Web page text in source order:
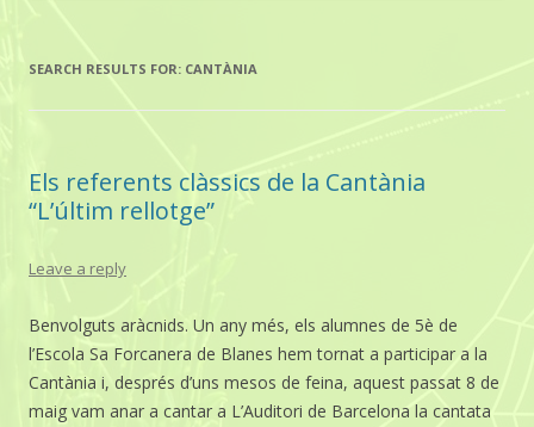
SEARCH RESULTS FOR: CANTÀNIA
Els referents clàssics de la Cantània
“L’últim rellotge”
Leave a reply
Benvolguts aràcnids. Un any més, els alumnes de 5è de
l’Escola Sa Forcanera de Blanes hem tornat a participar a la
Cantània i, després d’uns mesos de feina, aquest passat 8 de
maig vam anar a cantar a L’Auditori de Barcelona la cantata